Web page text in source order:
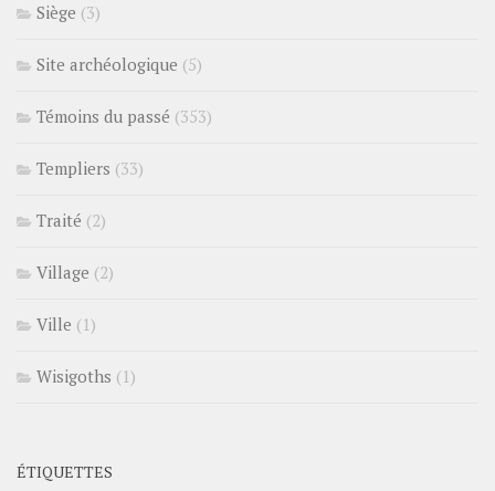
Siège (3)
Site archéologique (5)
Témoins du passé (353)
Templiers (33)
Traité (2)
Village (2)
Ville (1)
Wisigoths (1)
ÉTIQUETTES